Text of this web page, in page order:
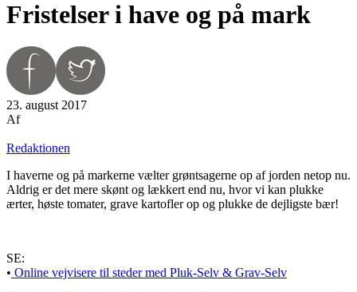
Fristelser i have og på mark
23. august 2017
Af
Redaktionen
I haverne og på markerne vælter grøntsagerne op af jorden netop nu.
Aldrig er det mere skønt og lækkert end nu, hvor vi kan plukke
ærter, høste tomater, grave kartofler op og plukke de dejligste bær!
SE:
• Online vejvisere til steder med Pluk-Selv & Grav-Selv